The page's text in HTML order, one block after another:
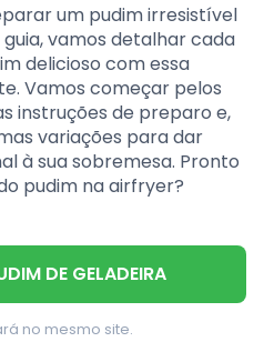
um pudim irresistível
vamos detalhar cada
delicioso com essa
Vamos começar pelos
instruções de preparo e,
variações para dar
à sua sobremesa. Pronto
pudim na airfryer?
DE GELADEIRA
no mesmo site.